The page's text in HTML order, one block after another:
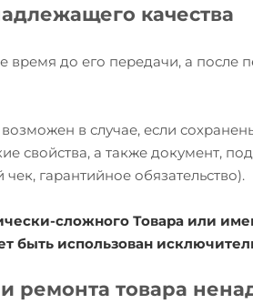
качества
время до его передачи, а после
в случае, если
свойства, а также документ,
гарантийное обязательство).
сложного Товара или
быть использован
ремонта товара